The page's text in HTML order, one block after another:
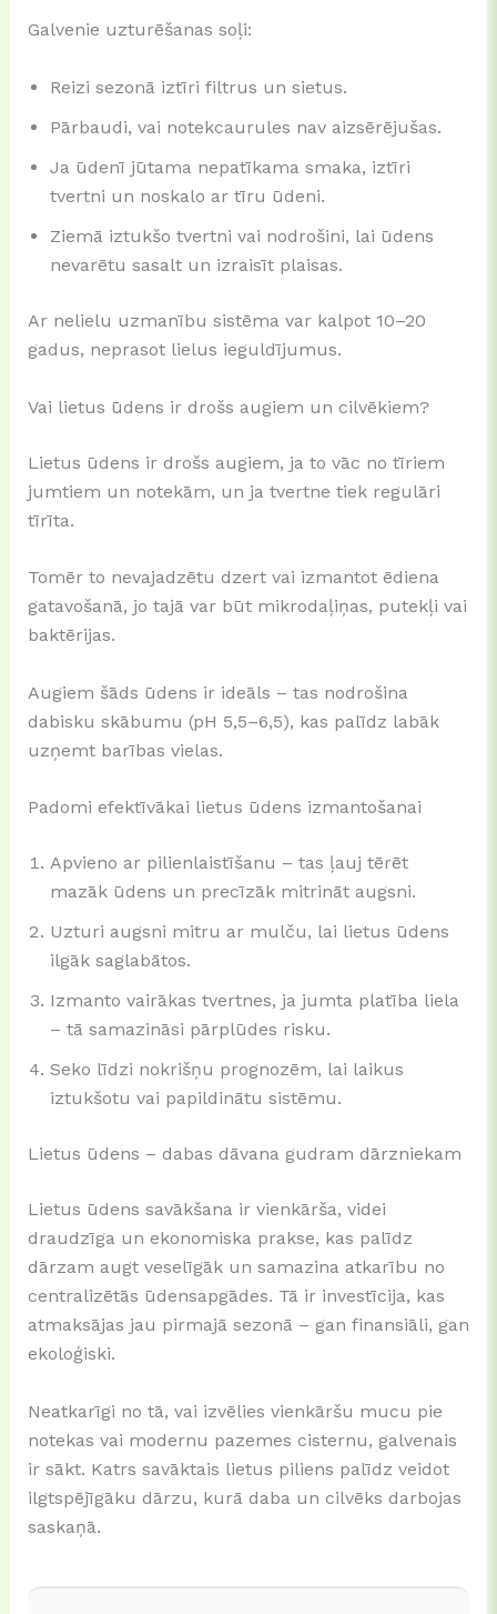
Galvenie uzturēšanas soļi:
Reizi sezonā iztīri filtrus un sietus.
Pārbaudi, vai notekcaurules nav aizsērējušas.
Ja ūdenī jūtama nepatīkama smaka, iztīri
tvertni un noskalo ar tīru ūdeni.
Ziemā iztukšo tvertni vai nodrošini, lai ūdens
nevarētu sasalt un izraisīt plaisas.
Ar nelielu uzmanību sistēma var kalpot 10–20
gadus, neprasot lielus ieguldījumus.
Vai lietus ūdens ir drošs augiem un cilvēkiem?
Lietus ūdens ir drošs augiem, ja to vāc no tīriem
jumtiem un notekām, un ja tvertne tiek regulāri
tīrīta.
Tomēr to nevajadzētu dzert vai izmantot ēdiena
gatavošanā, jo tajā var būt mikrodaļiņas, putekļi vai
baktērijas.
Augiem šāds ūdens ir ideāls – tas nodrošina
dabisku skābumu (pH 5,5–6,5), kas palīdz labāk
uzņemt barības vielas.
Padomi efektīvākai lietus ūdens izmantošanai
Apvieno ar pilienlaistīšanu – tas ļauj tērēt
mazāk ūdens un precīzāk mitrināt augsni.
Uzturi augsni mitru ar mulču, lai lietus ūdens
ilgāk saglabātos.
Izmanto vairākas tvertnes, ja jumta platība liela
– tā samazināsi pārplūdes risku.
Seko līdzi nokrišņu prognozēm, lai laikus
iztukšotu vai papildinātu sistēmu.
Lietus ūdens – dabas dāvana gudram dārzniekam
Lietus ūdens savākšana ir vienkārša, videi
draudzīga un ekonomiska prakse, kas palīdz
dārzam augt veselīgāk un samazina atkarību no
centralizētās ūdensapgādes. Tā ir investīcija, kas
atmaksājas jau pirmajā sezonā – gan finansiāli, gan
ekoloģiski.
Neatkarīgi no tā, vai izvēlies vienkāršu mucu pie
notekas vai modernu pazemes cisternu, galvenais
ir sākt. Katrs savāktais lietus piliens palīdz veidot
ilgtspējīgāku dārzu, kurā daba un cilvēks darbojas
saskaņā.